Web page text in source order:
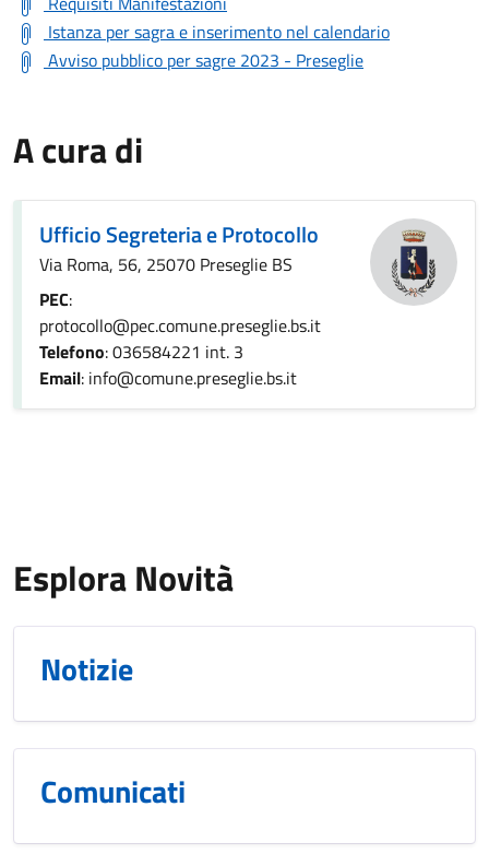
Istanza per sagra e inserimento nel calendario
Avviso pubblico per sagre 2023 - Preseglie
A cura di
Ufficio Segreteria e Protocollo
Via Roma, 56, 25070 Preseglie BS
PEC:
protocollo@pec.comune.preseglie.bs.it
Telefono: 036584221 int. 3
Email: info@comune.preseglie.bs.it
Esplora Novità
Notizie
Comunicati